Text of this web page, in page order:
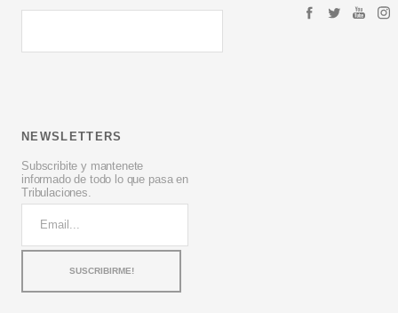
NEWSLETTERS
Subscribite y mantenete
informado de todo lo que pasa en
Tribulaciones.